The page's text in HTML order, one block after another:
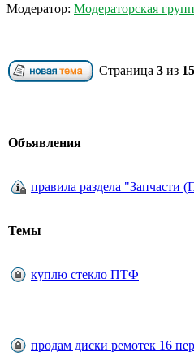
Модератор: Модераторская
Страница 3 из 15
Объявления
правила раздела
Темы
куплю стекло ПТФ
продам диски ремотек 16